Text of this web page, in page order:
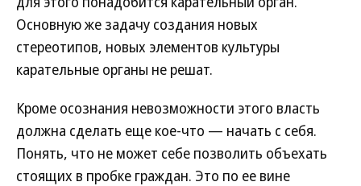
Основную же задачу создания новых
стереотипов, новых элементов культуры
карательные органы не решат.
Кроме осознания невозможности этого власть
должна сделать еще кое-что — начать с себя.
Понять, что не может себе позволить объехать
стоящих в пробке граждан. Это по ее вине